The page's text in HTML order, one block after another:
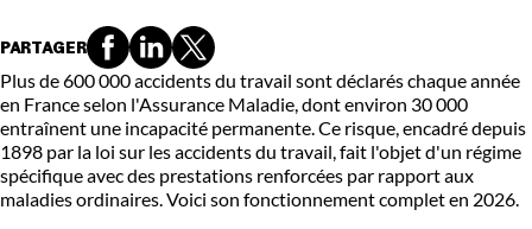
Plus de 600 000 accidents du travail sont déclarés chaque année
en France selon l'Assurance Maladie, dont environ 30 000
entraînent une incapacité permanente. Ce risque, encadré depuis
1898 par la loi sur les accidents du travail, fait l'objet d'un régime
spécifique avec des prestations renforcées par rapport aux
maladies ordinaires. Voici son fonctionnement complet en 2026.
PARTAGER